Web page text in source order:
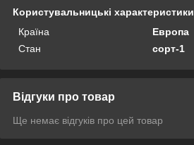
Користувальницькі характеристики
Країна
Европа
Стан
сорт-1
Відгуки про товар
Ще немає відгуків про цей товар